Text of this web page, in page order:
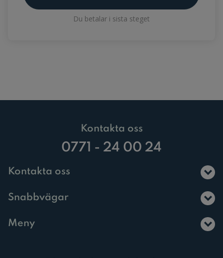
Du betalar i sista steget
Kontakta oss
0771 - 24 00 24
Kontakta oss
Snabbvägar
Meny